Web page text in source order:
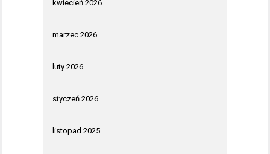
kwiecień 2026
marzec 2026
luty 2026
styczeń 2026
listopad 2025